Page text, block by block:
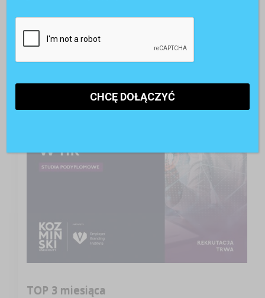
A może studia podyplomowe
TOP 3 miesiąca